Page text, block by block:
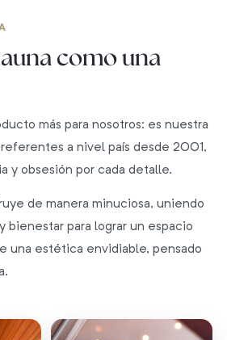
como una
más para nosotros: es nuestra
a nivel país desde 2001,
y obsesión por cada detalle.
de manera minuciosa, uniendo
bienestar para lograr un espacio
una estética envidiable, pensado